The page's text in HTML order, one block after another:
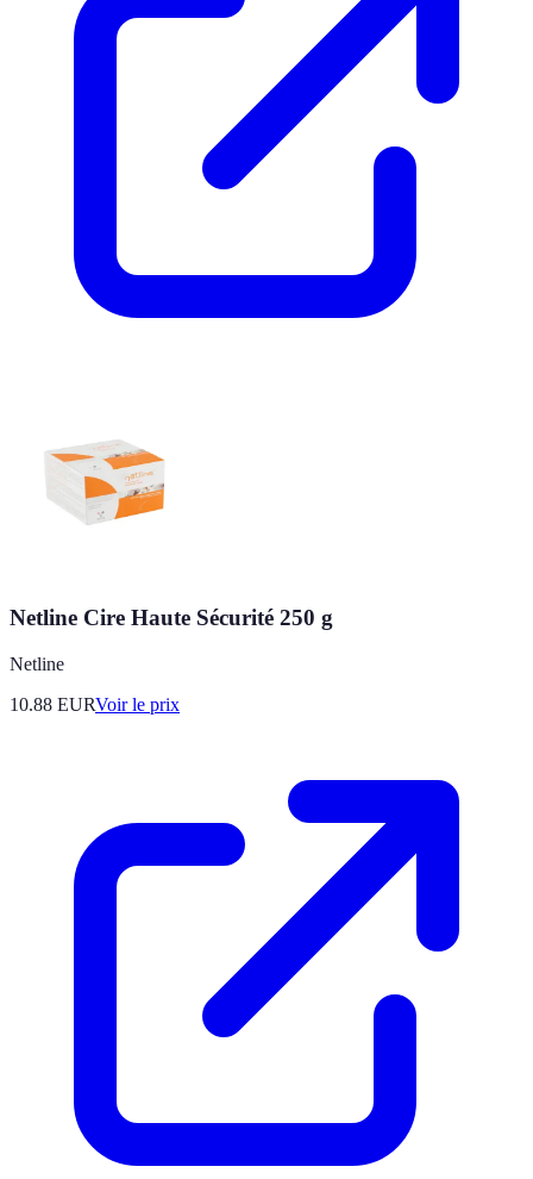
Netline Cire Haute Sécurité 250 g
Netline
10.88 EURVoir le prix